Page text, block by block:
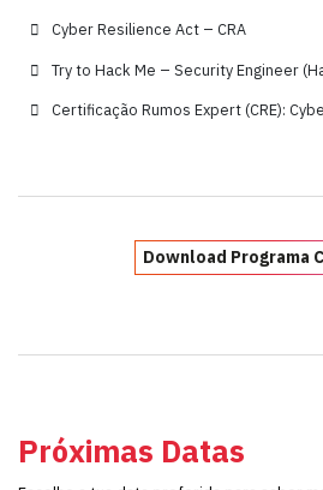
Cyber Resilience Act – CRA
Try to Hack Me – Security Engineer
Certificação Rumos Expert (CRE):
Download Programa
Próximas Datas